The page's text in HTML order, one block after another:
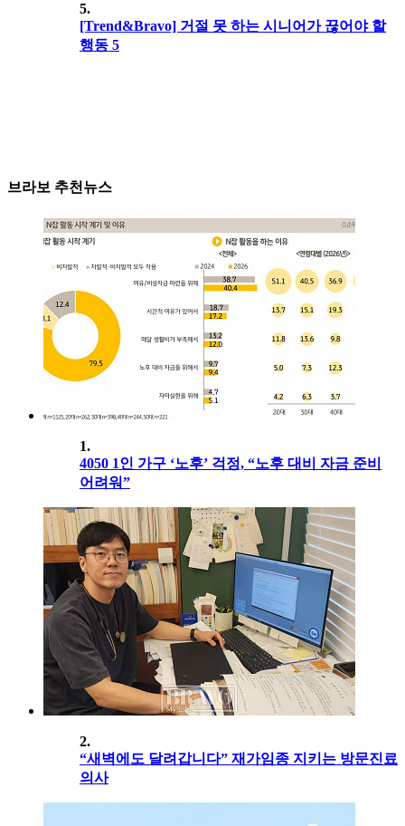
5.
[Trend&Bravo] 거절 못 하는 시니어가 끊어야 할
행동 5
브라보 추천뉴스
1.
4050 1인 가구 ‘노후’ 걱정, “노후 대비 자금 준비
어려워”
2.
“새벽에도 달려갑니다” 재가임종 지키는 방문진료
의사